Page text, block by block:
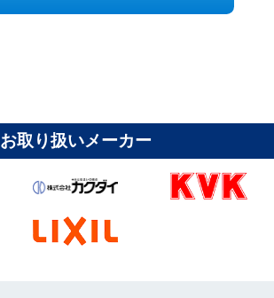
お取り扱いメーカー